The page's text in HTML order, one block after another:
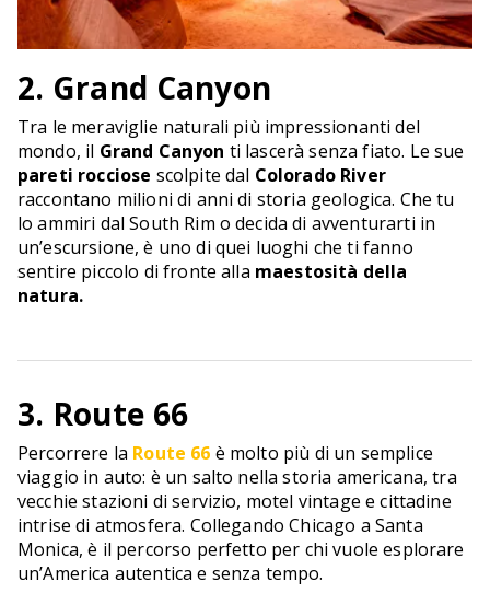
2. Grand Canyon
Tra le meraviglie naturali più impressionanti del
mondo, il Grand Canyon ti lascerà senza fiato. Le sue
pareti rocciose scolpite dal Colorado River
raccontano milioni di anni di storia geologica. Che tu
lo ammiri dal South Rim o decida di avventurarti in
un’escursione, è uno di quei luoghi che ti fanno
sentire piccolo di fronte alla maestosità della
natura.
3. Route 66
Percorrere la Route 66 è molto più di un semplice
viaggio in auto: è un salto nella storia americana, tra
vecchie stazioni di servizio, motel vintage e cittadine
intrise di atmosfera. Collegando Chicago a Santa
Monica, è il percorso perfetto per chi vuole esplorare
un’America autentica e senza tempo.